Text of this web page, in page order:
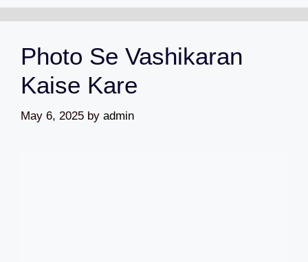
Photo Se Vashikaran
Kaise Kare
May 6, 2025 by admin